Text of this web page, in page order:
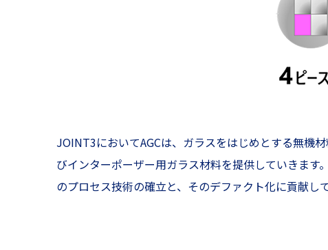
JOINT3においてAGCは、ガラスをはじめとする無機
びインターポーザー用ガラス材料を提供していきま
のプロセス技術の確立と、そのデファクト化に貢献し